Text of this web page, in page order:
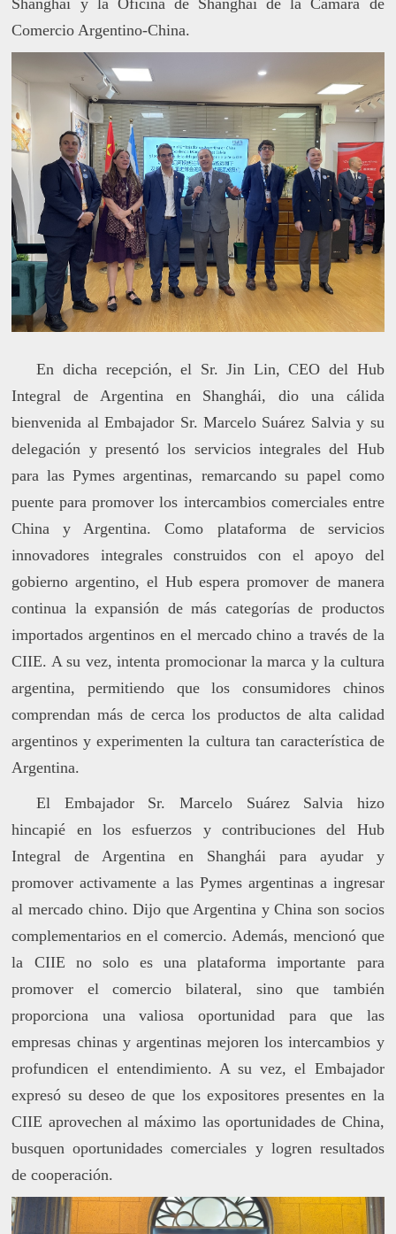
Comercio Argentino-China.
En dicha recepción, el Sr. Jin Lin, CEO del Hub
Integral de Argentina en Shanghái, dio una cálida
bienvenida al Embajador Sr. Marcelo Suárez Salvia y su
delegación y presentó los servicios integrales del Hub
para las Pymes argentinas, remarcando su papel como
puente para promover los intercambios comerciales entre
China y Argentina. Como plataforma de servicios
innovadores integrales construidos con el apoyo del
gobierno argentino, el Hub espera promover de manera
continua la expansión de más categorías de productos
importados argentinos en el mercado chino a través de la
CIIE. A su vez, intenta promocionar la marca y la cultura
argentina, permitiendo que los consumidores chinos
comprendan más de cerca los productos de alta calidad
argentinos y experimenten la cultura tan característica de
Argentina.
El Embajador Sr. Marcelo Suárez Salvia hizo
hincapié en los esfuerzos y contribuciones del Hub
Integral de Argentina en Shanghái para ayudar y
promover activamente a las Pymes argentinas a ingresar
al mercado chino. Dijo que Argentina y China son socios
complementarios en el comercio. Además, mencionó que
la CIIE no solo es una plataforma importante para
promover el comercio bilateral, sino que también
proporciona una valiosa oportunidad para que las
empresas chinas y argentinas mejoren los intercambios y
profundicen el entendimiento. A su vez, el Embajador
expresó su deseo de que los expositores presentes en la
CIIE aprovechen al máximo las oportunidades de China,
busquen oportunidades comerciales y logren resultados
de cooperación.